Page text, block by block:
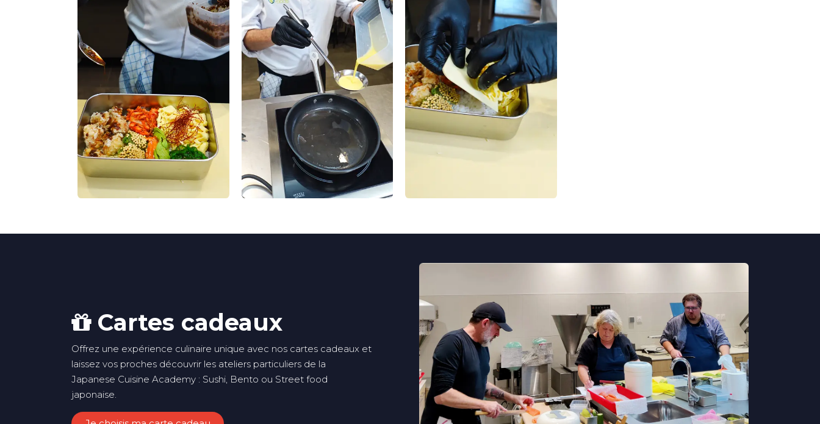
Cartes cadeaux
Offrez une expérience culinaire unique avec nos cartes cadeaux et
laissez vos proches découvrir les ateliers particuliers de la
Japanese Cuisine Academy : Sushi, Bento ou Street food
japonaise.